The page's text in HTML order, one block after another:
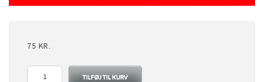
75 KR.
Tan
TILFØJ TIL KURV